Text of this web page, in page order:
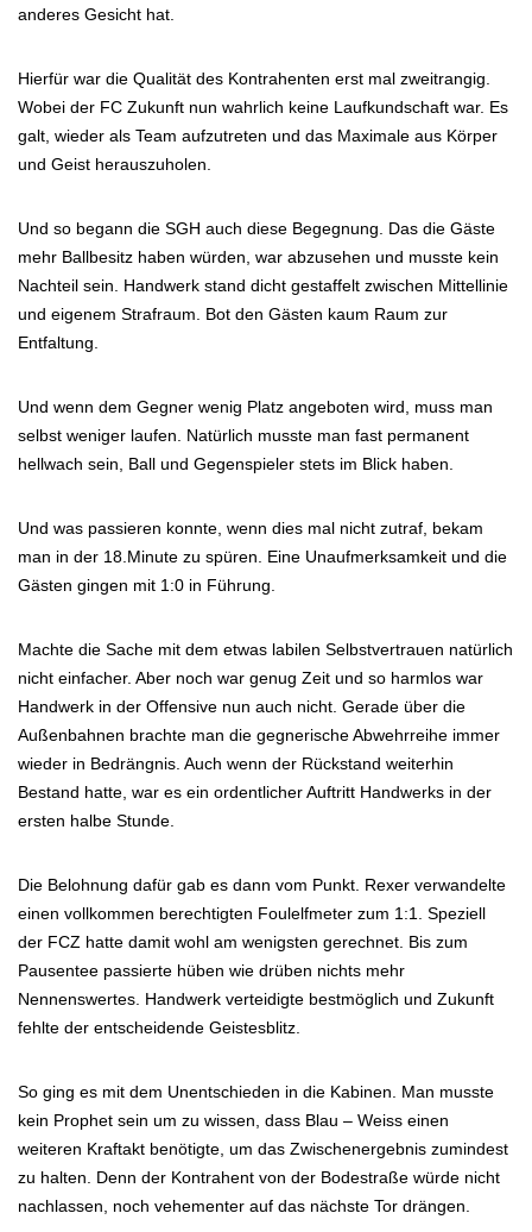
anderes Gesicht hat.
Hierfür war die Qualität des Kontrahenten erst mal zweitrangig.
Wobei der FC Zukunft nun wahrlich keine Laufkundschaft war. Es
galt, wieder als Team aufzutreten und das Maximale aus Körper
und Geist herauszuholen.
Und so begann die SGH auch diese Begegnung. Das die Gäste
mehr Ballbesitz haben würden, war abzusehen und musste kein
Nachteil sein. Handwerk stand dicht gestaffelt zwischen Mittellinie
und eigenem Strafraum. Bot den Gästen kaum Raum zur
Entfaltung.
Und wenn dem Gegner wenig Platz angeboten wird, muss man
selbst weniger laufen. Natürlich musste man fast permanent
hellwach sein, Ball und Gegenspieler stets im Blick haben.
Und was passieren konnte, wenn dies mal nicht zutraf, bekam
man in der 18.Minute zu spüren. Eine Unaufmerksamkeit und die
Gästen gingen mit 1:0 in Führung.
Machte die Sache mit dem etwas labilen Selbstvertrauen natürlich
nicht einfacher. Aber noch war genug Zeit und so harmlos war
Handwerk in der Offensive nun auch nicht. Gerade über die
Außenbahnen brachte man die gegnerische Abwehrreihe immer
wieder in Bedrängnis. Auch wenn der Rückstand weiterhin
Bestand hatte, war es ein ordentlicher Auftritt Handwerks in der
ersten halbe Stunde.
Die Belohnung dafür gab es dann vom Punkt. Rexer verwandelte
einen vollkommen berechtigten Foulelfmeter zum 1:1. Speziell
der FCZ hatte damit wohl am wenigsten gerechnet. Bis zum
Pausentee passierte hüben wie drüben nichts mehr
Nennenswertes. Handwerk verteidigte bestmöglich und Zukunft
fehlte der entscheidende Geistesblitz.
So ging es mit dem Unentschieden in die Kabinen. Man musste
kein Prophet sein um zu wissen, dass Blau – Weiss einen
weiteren Kraftakt benötigte, um das Zwischenergebnis zumindest
zu halten. Denn der Kontrahent von der Bodestraße würde nicht
nachlassen, noch vehementer auf das nächste Tor drängen.